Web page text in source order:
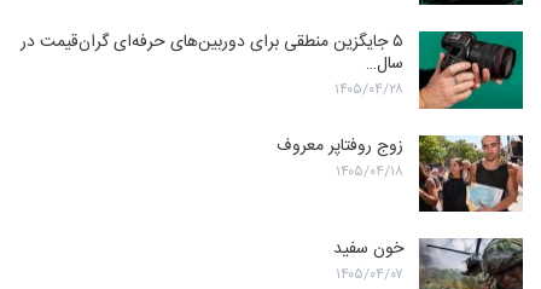
۵ جایگزین منطقی برای دوربین‌های حرفه‌ای گران‌قیمت در
سال…
۱۴۰۵/۰۴/۲۸
زوج روفتاپر معروف
۱۴۰۵/۰۴/۱۸
خون سفید
۱۴۰۵/۰۴/۰۷